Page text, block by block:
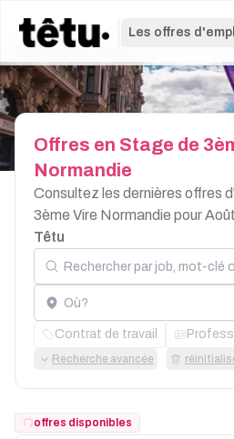
Les offres
Offres en Stage de
Normandie
Consultez les dernières offres
3ème Vire Normandie pour
Têtu
Rechercher par job, mot-clé ou
Localisation
Contrat de travail
Recherche avancée
offres disponibles